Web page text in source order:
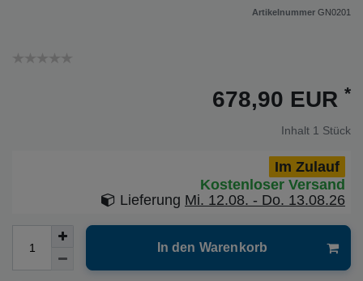
Artikelnummer GN0201
678,90 EUR *
Inhalt 1 Stück
Im Zulauf
Kostenloser Versand
Lieferung Mi. 12.08. - Do. 13.08.26
In den Warenkorb